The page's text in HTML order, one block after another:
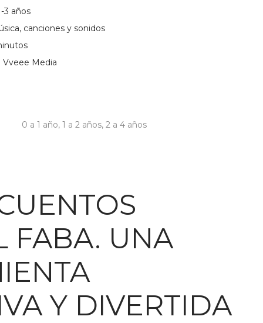
3 años
canciones y sonidos
Vveee Media
0 a 1 año, 1 a 2 años, 2 a 4 años
FABA. UNA
Y DIVERTIDA